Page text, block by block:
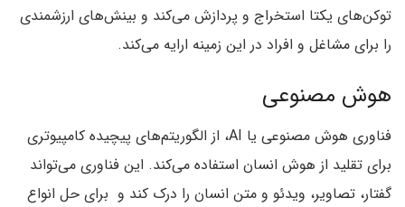
توکن‌های یکتا استخراج و پردازش می‌کند و بینش‌های ارزشمندی
را برای مشاغل و افراد در این زمینه ارایه می‌کند.
هوش مصنوعی
فناوری هوش مصنوعی یا AI، از الگوریتم‌های پیچیده کامپیوتری
برای تقلید از هوش انسان استفاده می‌کند. این فناوری می‌تواند
گفتار، تصاویر، ویدئو و متن انسان را درک کند و برای حل انواع